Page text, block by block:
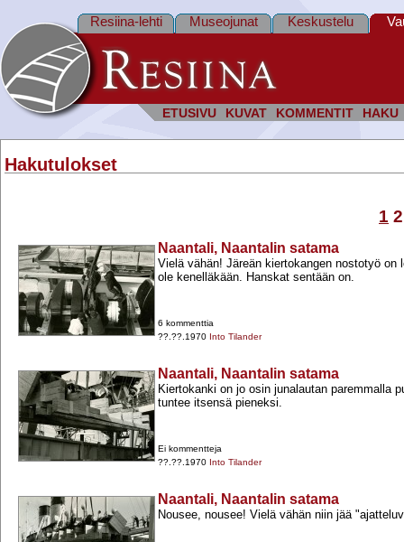
ETUSIVU KUVAT KOMMENTIT HAKU
Resiina-lehti Museojunat Keskustelu
Hakutulokset
1 2
Naantali, Naantalin satama
Vielä vähän! Järeän kiertokangen nostotyö on
ole kenelläkään. Hanskat sentään on.
6 kommenttia
??.??.1970 Into Tilander
Naantali, Naantalin satama
Kiertokanki on jo osin junalautan paremmalla
tuntee itsensä pieneksi.
Ei kommentteja
??.??.1970 Into Tilander
Naantali, Naantalin satama
Nousee, nousee! Vielä vähän niin jää